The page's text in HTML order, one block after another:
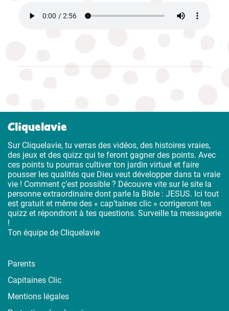
Loisirs
Cliquelavie
Sur Cliquelavie, tu verras des vidéos, des histoires vraies,
des jeux et des quizz qui te feront gagner des points. Avec
ces points tu pourras cultiver ton jardin virtuel et faire
pousser les qualités que Dieu veut développer dans ta vraie
vie ! Comment ç’est possible ? Découvre vite sur le site la
personne extraordinaire dont parle la Bible : JESUS. Ici tout
est gratuit et même des « cap’taines clic » corrigeront tes
quizz et répondront à tes questions. Surveille ta messagerie
!
Ton équipe de Cliquelavie
Parents
Capitaines Clic
Mentions légales